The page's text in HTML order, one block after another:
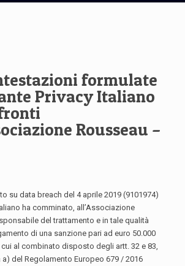
formulate
Privacy Italiano
Rousseau –
su data breach del 4 aprile 2019 (9101974)
ha comminato, all’Associazione
del trattamento e in tale qualità
di una sanzione pari ad euro 50.000
al combinato disposto degli artt. 32 e 83,
del Regolamento Europeo 679 / 2016